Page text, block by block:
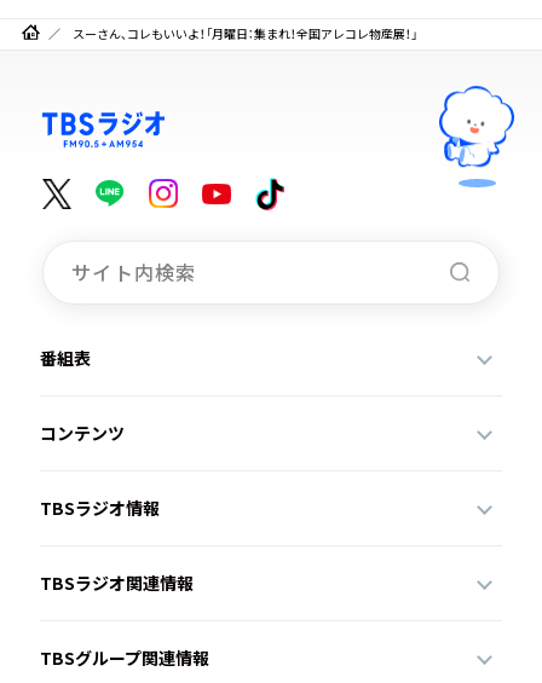
スーさん、コレもいいよ！「月曜日：集まれ！全国アレコレ物産展！」
番組表
コンテンツ
TBSラジオ情報
TBSラジオ関連情報
TBSグループ関連情報